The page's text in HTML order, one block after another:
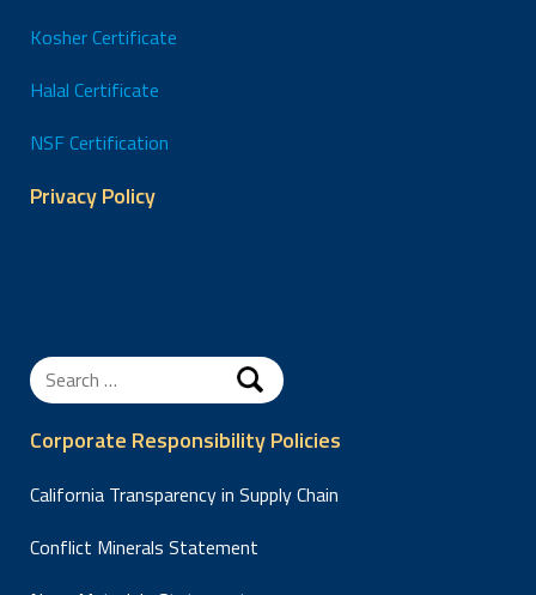
Kosher Certificate
Halal Certificate
NSF Certification
Privacy Policy
Search
for:
Corporate Responsibility Policies
California Transparency in Supply Chain
Conflict Minerals Statement